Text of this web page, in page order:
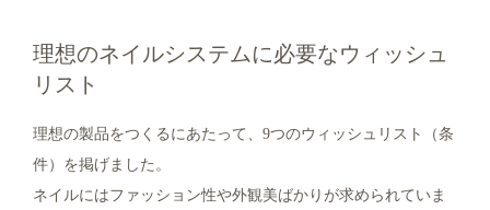
理想のネイルシステムに必要なウィッシュ
リスト
理想の製品をつくるにあたって、9つのウィッシュリスト（条
件）を掲げました。
ネイルにはファッション性や外観美ばかりが求められていま